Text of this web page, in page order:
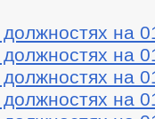
на
на
на
на